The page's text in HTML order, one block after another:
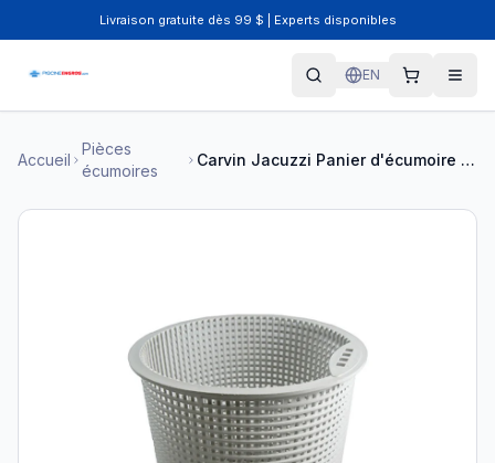
Livraison gratuite dès 99 $ | Experts disponibles
EN
Accueil
Pièces
écumoires
Carvin Jacuzzi Panier d'écumoire 43109206R